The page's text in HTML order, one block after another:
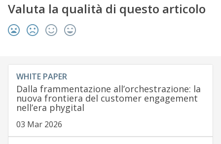
Valuta la qualità di questo articolo
WHITE PAPER
Dalla frammentazione all’orchestrazione: la
nuova frontiera del customer engagement
nell’era phygital
03 Mar 2026